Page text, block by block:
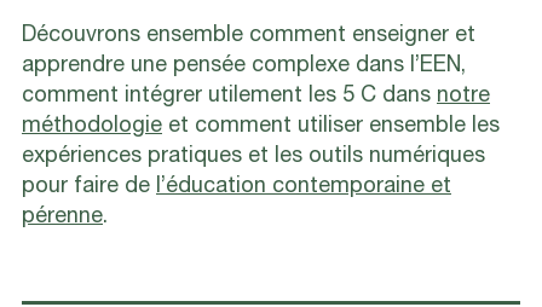
Découvrons ensemble comment enseigner et
apprendre une pensée complexe dans l’EEN,
comment intégrer utilement les 5 C dans notre
méthodologie et comment utiliser ensemble les
expériences pratiques et les outils numériques
pour faire de l’éducation contemporaine et
pérenne.